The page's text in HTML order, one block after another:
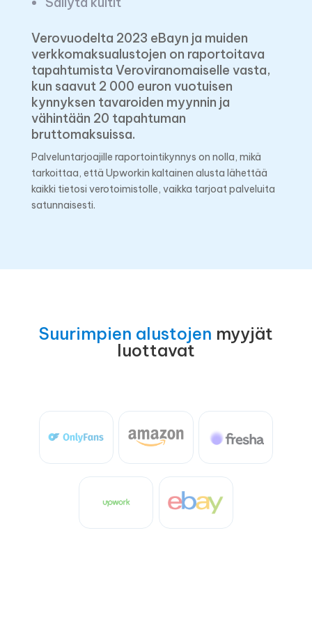
Verovuodelta 2023 eBayn ja muiden
verkkomaksualustojen on raportoitava
tapahtumista Veroviranomaiselle vasta,
kun saavut 2 000 euron vuotuisen
kynnyksen tavaroiden myynnin ja
vähintään 20 tapahtuman
bruttomaksuissa.
Palveluntarjoajille raportointikynnys on nolla, mikä
tarkoittaa, että Upworkin kaltainen alusta lähettää
kaikki tietosi verotoimistolle, vaikka tarjoat palveluita
Suurimpien alustojen